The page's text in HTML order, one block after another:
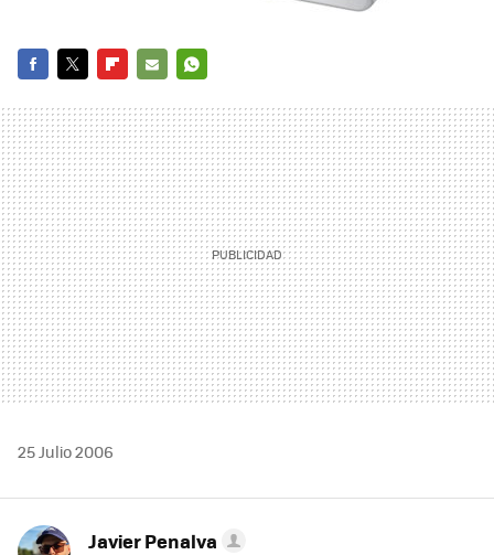
MAIL
25 Julio 2006
Javier Penalva